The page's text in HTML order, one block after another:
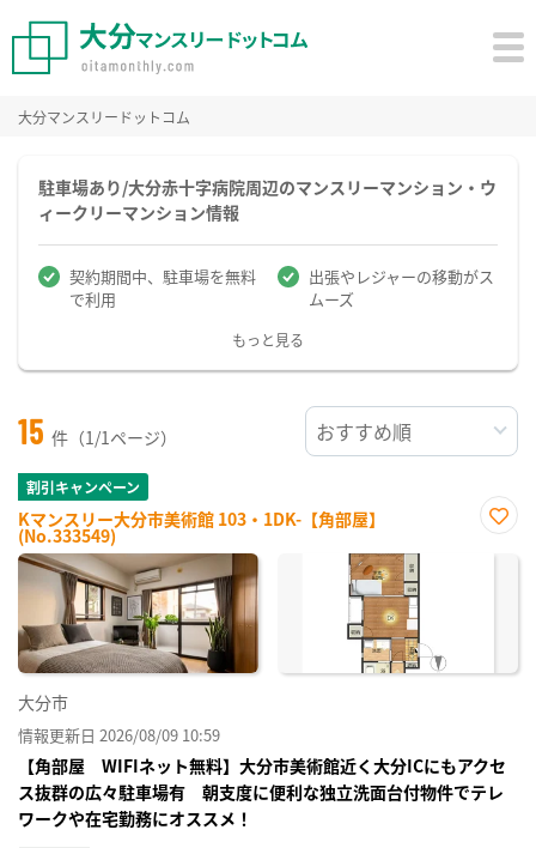
大分マンスリードットコム
駐車場あり/大分赤十字病院周辺のマンスリーマンション・ウ
ィークリーマンション情報
契約期間中、駐車場を無料
で利用
出張やレジャーの移動がス
ムーズ
もっと見る
15 件（1/1ページ）
割引キャンペーン
Kマンスリー大分市美術館 103・1DK-【角部屋】
(No.333549)
に入
大分市
情報更新日 2026/08/09 10:59
【角部屋 WIFIネット無料】大分市美術館近く大分ICにもアクセ
ス抜群の広々駐車場有 朝支度に便利な独立洗面台付物件でテレ
ワークや在宅勤務にオススメ！